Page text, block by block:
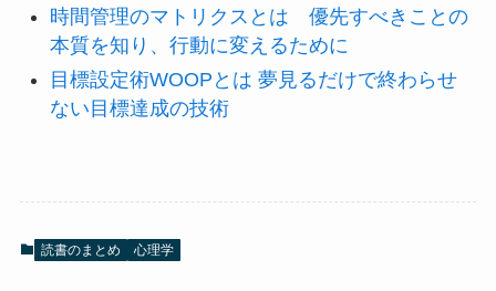
時間管理のマトリクスとは 優先すべきことの
本質を知り、行動に変えるために
目標設定術WOOPとは 夢見るだけで終わらせ
ない目標達成の技術
読書のまとめ 心理学